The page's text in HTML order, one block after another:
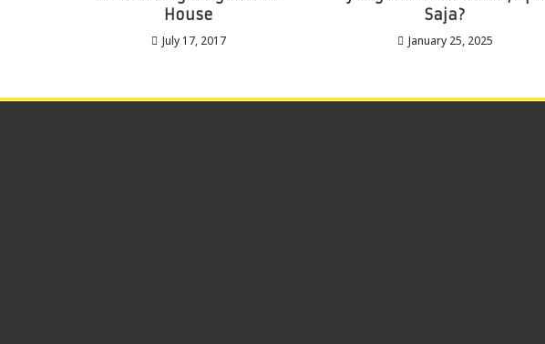
House
July 17, 2017
Saja?
January 25, 2025